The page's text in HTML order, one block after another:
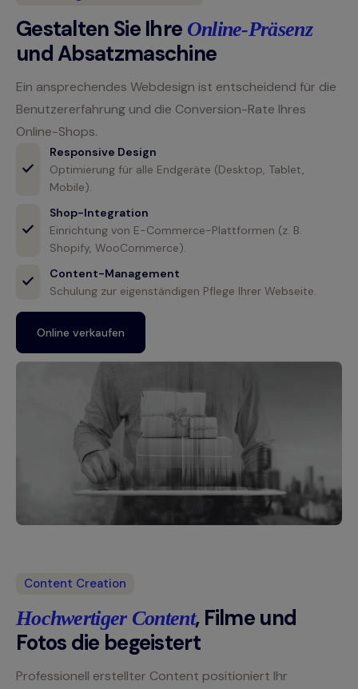
Gestalten Sie Ihre Online-Präsenz
und Absatzmaschine
Ein ansprechendes Webdesign ist entscheidend für die
Benutzererfahrung und die Conversion-Rate Ihres
Online-Shops.
Responsive Design
Optimierung für alle Endgeräte (Desktop, Tablet,
Mobile).
Shop-Integration
Einrichtung von E-Commerce-Plattformen (z. B.
Shopify, WooCommerce).
Content-Management
Schulung zur eigenständigen Pflege Ihrer Webseite.
Online verkaufen
Content Creation
Hochwertiger Content, Filme und
Fotos die begeistert
Professionell erstellter Content positioniert Ihr